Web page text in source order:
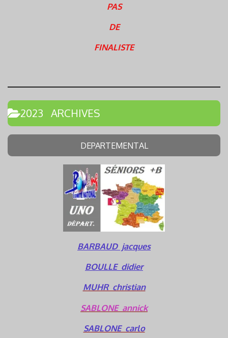
PAS
DE
FINALISTE
2023 ARCHIVES
DEPARTEMENTAL
BARBAUD jacques
BOULLE didier
MUHR christian
SABLONE annick
SABLONE carlo